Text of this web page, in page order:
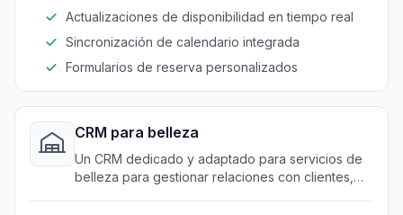
Actualizaciones de disponibilidad en tiempo real
Sincronización de calendario integrada
Formularios de reserva personalizados
CRM para belleza
Un CRM dedicado y adaptado para servicios de
belleza para gestionar relaciones con clientes,